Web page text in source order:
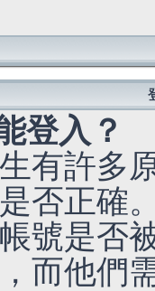
登入？
有許多
否正確
號是否
而他們